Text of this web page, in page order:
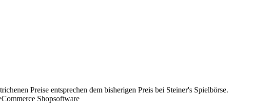
Preise entsprechen dem bisherigen Preis bei Steiner's Spielbörse.
Shopsoftware